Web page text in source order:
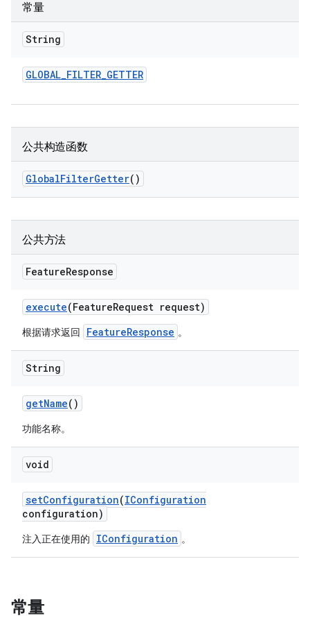
常量
String
GLOBAL_FILTER_GETTER
公共构造函数
GlobalFilterGetter()
公共方法
FeatureResponse
execute(FeatureRequest request)
根据请求返回 FeatureResponse 。
String
getName()
功能名称。
void
setConfiguration(IConfiguration
configuration)
注入正在使用的 IConfiguration 。
常量